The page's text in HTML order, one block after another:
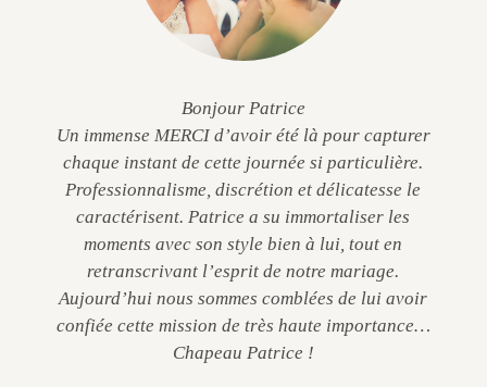
Bonjour Patrice
Un immense MERCI d’avoir été là pour capturer
chaque instant de cette journée si particulière.
Professionnalisme, discrétion et délicatesse le
caractérisent. Patrice a su immortaliser les
moments avec son style bien à lui, tout en
retranscrivant l’esprit de notre mariage.
Aujourd’hui nous sommes comblées de lui avoir
confiée cette mission de très haute importance…
Chapeau Patrice !